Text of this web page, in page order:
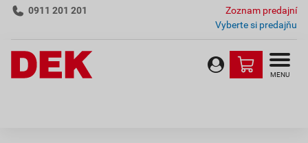
0911 201 201
Zoznam predajní
Vyberte si predajňu
MENU